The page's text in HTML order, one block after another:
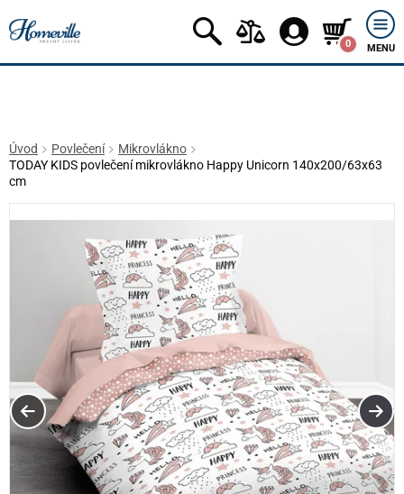
0 MENU
Úvod Povlečení
Mikrovlákno
TODAY KIDS povlečení mikrovlákno Happy Unicorn 140x200/63x63
cm